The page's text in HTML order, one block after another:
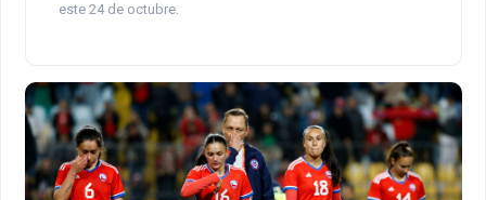
este 24 de octubre.